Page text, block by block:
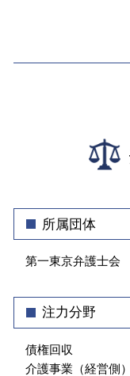
介護施設
介護 クレー
介護事故 防
介護 責任
相続 手続き
契約不適合
不動産 売
不動産 契約
明け渡し
コーポレー
業務委託
株式 譲渡
ハラスメン
ハラスメン
社内 法務
法人 顧問弁
企業法務
顧問弁護士
顧問弁護士
介護事業ト
企業法務 弁
法律問題 弁
債権回収 弁
介護事業ト
介護事業ト
顧問弁護士
所属団体
第一東京弁護士会
注力分野
債権回収
介護事業（経営側）